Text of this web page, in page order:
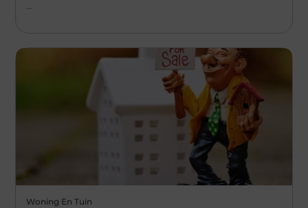
...
Woning En Tuin